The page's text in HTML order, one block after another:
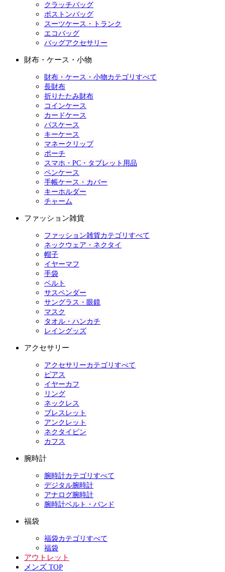
クラッチバッグ
ボストンバッグ
スーツケース・トランク
エコバッグ
バッグアクセサリー
財布・ケース・小物
財布・ケース・小物カテゴリすべて
長財布
折りたたみ財布
コインケース
カードケース
パスケース
キーケース
マネークリップ
ポーチ
スマホ・PC・タブレット用品
ペンケース
手帳ケース・カバー
キーホルダー
チャーム
ファッション雑貨
ファッション雑貨カテゴリすべて
ネックウェア・ネクタイ
帽子
イヤーマフ
手袋
ベルト
サスペンダー
サングラス・眼鏡
マスク
タオル・ハンカチ
レイングッズ
アクセサリー
アクセサリーカテゴリすべて
ピアス
イヤーカフ
リング
ネックレス
ブレスレット
アンクレット
ネクタイピン
カフス
腕時計
腕時計カテゴリすべて
デジタル腕時計
アナログ腕時計
腕時計ベルト・バンド
福袋
福袋カテゴリすべて
福袋
アウトレット
メンズ TOP